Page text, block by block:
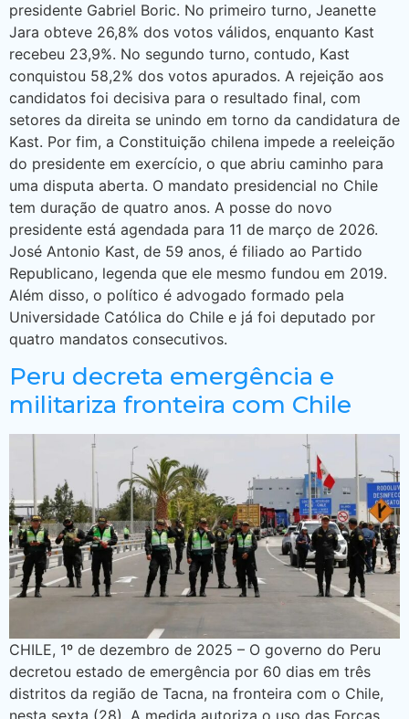
presidente Gabriel Boric. No primeiro turno, Jeanette
Jara obteve 26,8% dos votos válidos, enquanto Kast
recebeu 23,9%. No segundo turno, contudo, Kast
conquistou 58,2% dos votos apurados. A rejeição aos
candidatos foi decisiva para o resultado final, com
setores da direita se unindo em torno da candidatura de
Kast. Por fim, a Constituição chilena impede a reeleição
do presidente em exercício, o que abriu caminho para
uma disputa aberta. O mandato presidencial no Chile
tem duração de quatro anos. A posse do novo
presidente está agendada para 11 de março de 2026.
José Antonio Kast, de 59 anos, é filiado ao Partido
Republicano, legenda que ele mesmo fundou em 2019.
Além disso, o político é advogado formado pela
Universidade Católica do Chile e já foi deputado por
quatro mandatos consecutivos.
Peru decreta emergência e
militariza fronteira com Chile
CHILE, 1º de dezembro de 2025 – O governo do Peru
decretou estado de emergência por 60 dias em três
distritos da região de Tacna, na fronteira com o Chile,